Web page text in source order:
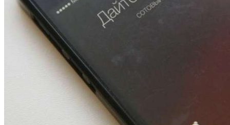
12:39
Сладкий праздник в Волгограде: в Центральном
парке прошёл фестиваль „Арбузный переполох“
Волгоградские компании нарастили экспорт:
заключены контракты на 3,6 млн долларов